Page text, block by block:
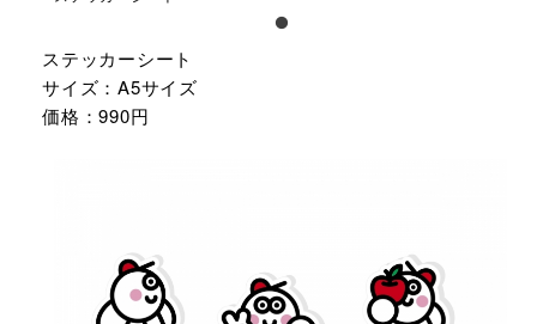
ステッカーシート
サイズ：A5サイズ
価格：990円